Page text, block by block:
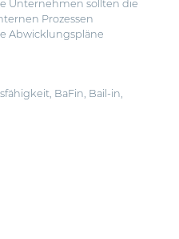
Unternehmen sollten die
Prozessen
Abwicklungspläne
BaFin Bail-in